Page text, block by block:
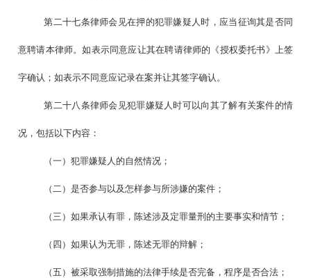
第二十七条律师会见在押的犯罪嫌疑人时，应当征询其是否同
意聘请本律师。如表示同意应让其在聘请律师的《授权委托书》上签
字确认；如表示不同意应记录在案并让其签字确认。
第二十八条律师会见犯罪嫌疑人时可以向其了解有关案件的情
况，包括以下内容：
（一）犯罪嫌疑人的自然情况；
（二）是否参与以及怎样参与所涉嫌的案件；
（三）如果承认有罪，陈述涉及定罪量刑的主要事实和情节；
（四）如果认为无罪，陈述无罪的辩解；
（五）被采取强制措施的法律手续是否完备，程序是否合法；